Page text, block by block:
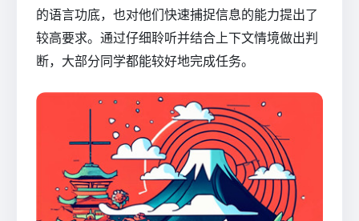
的语言功底，也对他们快速捕捉信息的能力提出了
较高要求。通过仔细聆听并结合上下文情境做出判
断，大部分同学都能较好地完成任务。